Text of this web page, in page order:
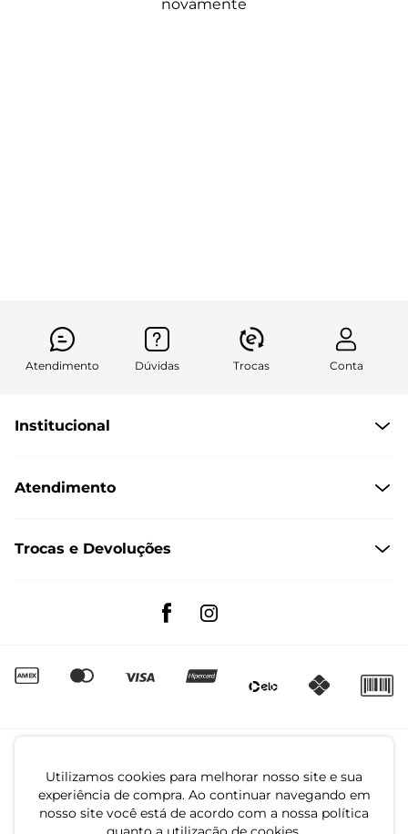
Utilizamos cookies para melhorar nosso site e sua
experiência de compra. Ao continuar navegando em
nosso site você está de acordo com a nossa política
Atendimento Dúvidas Trocas Conta
Institucional
Políticas de Privacidade
Formas de Entrega
Regulamento de Promoções
Canal de Denúncias | Ética
Atendimento
Fale conosco pelo WhatsApp
Trocas e Devoluções